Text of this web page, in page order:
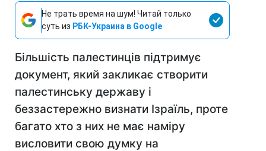
Не трать время на шум! Читай только
суть из РБК-Украина в Google
Більшість палестинців підтримує
документ, який закликає створити
палестинську державу і
беззастережно визнати Ізраїль, проте
багато хто з них не має наміру
висловити свою думку на